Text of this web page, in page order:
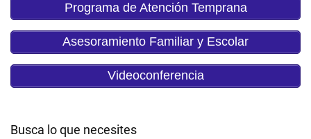
Programa de Atención Temprana
Asesoramiento Familiar y Escolar
Videoconferencia
Busca lo que necesites